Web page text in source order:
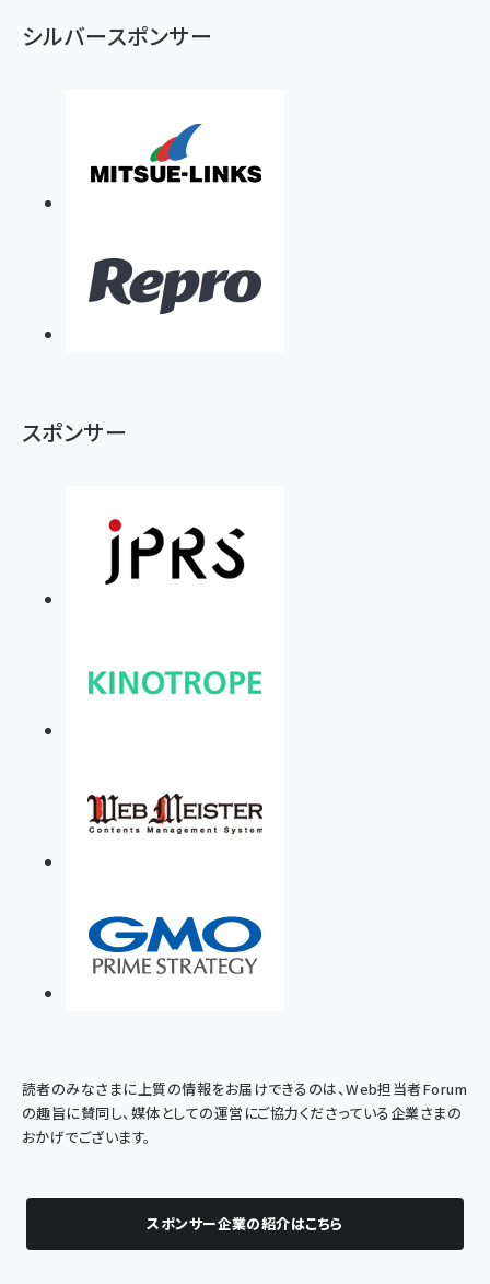
シルバースポンサー
スポンサー
読者のみなさまに上質の情報をお届けできるのは、Web担当者Forum
の趣旨に賛同し、媒体としての運営にご協力くださっている企業さまの
おかげでございます。
スポンサー企業の紹介はこちら